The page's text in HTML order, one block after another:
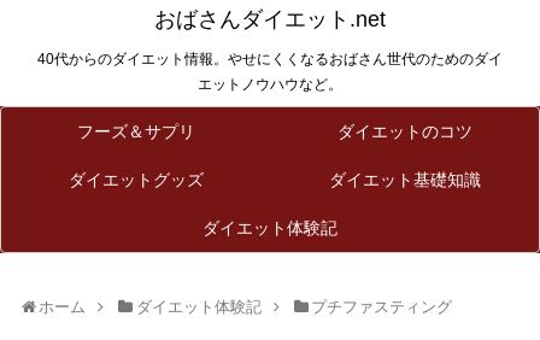
おばさんダイエット.net
40代からのダイエット情報。やせにくくなるおばさん世代のためのダイ
エットノウハウなど。
フーズ＆サプリ ダイエットのコツ
ダイエットグッズ ダイエット基礎知識
ダイエット体験記
ホーム ダイエット体験記 プチファスティング